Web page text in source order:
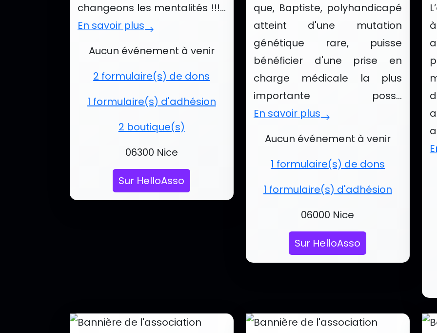
changeons les mentalités !!!...
En savoir plus
Événements et services de Le Chemin Des Rêves
Aucun événement à venir
2 formulaire(s) de dons
1 formulaire(s) d'adhésion
2 boutique(s)
Localisation :
06300 Nice
Sur HelloAsso
que, Baptiste, polyhandicapé
atteint d'une mutation
génétique rare, puisse
bénéficier d'une prise en
charge médicale la plus
importante poss...
En savoir plus
Événements et services de
Aucun événement à venir
1 formulaire(s) de dons
1 formulaire(s) d'adhésion
Localisation :
06000 Nice
Sur HelloAsso